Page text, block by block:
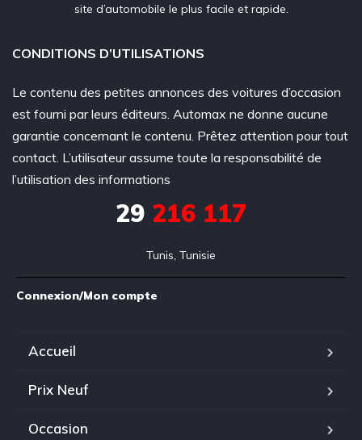
site d’automobile le plus facile et rapide.
CONDITIONS D’UTILISATIONS
Le contenu des petites annonces des voitures d’occasion
est fourni par leurs éditeurs. Automax ne donne aucune
garantie concernant le contenu. Prêtez attention pour tout
contact. L’utilisateur assume toute la responsabilité de
l’utilisation des informations
29 216 117
Tunis, Tunisie
Connexion/Mon compte
Accueil
Prix Neuf
Occasion